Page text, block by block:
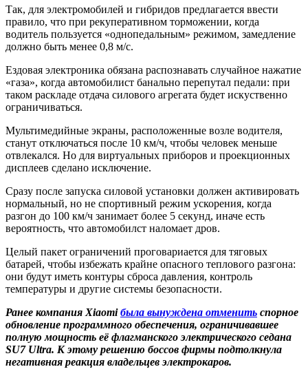
Так, для электромобилей и гибридов предлагается ввести
правило, что при рекуперативном торможении, когда
водитель пользуется «однопедальным» режимом, замедление
должно быть менее 0,8 м/с.
Ездовая электроника обязана распознавать случайное нажатие
«газа», когда автомобилист банально перепутал педали: при
таком раскладе отдача силового агрегата будет искуственно
ограничиваться.
Мультимедийные экраны, расположенные возле водителя,
станут отключаться после 10 км/ч, чтобы человек меньше
отвлекался. Но для виртуальных приборов и проекционных
дисплеев сделано исключение.
Сразу после запуска силовой установки должен активировать
нормальный, но не спортивный режим ускорения, когда
разгон до 100 км/ч занимает более 5 секунд, иначе есть
вероятность, что автомобилст наломает дров.
Целый пакет ограничений проговариается для тяговых
батарей, чтобы избежать крайне опасного теплового разгона:
они будут иметь контуры сброса давления, контроль
температуры и другие системы безопасности.
Ранее компания Xiaomiбыла вынуждена отменить спорное
обновление программного обеспечения, ограничивавшее
полную мощность её флагманского электрического седана
SU7 Ultra. К этому решению боссов фирмы подтолкнула
негативная реакция владельцев электрокаров.